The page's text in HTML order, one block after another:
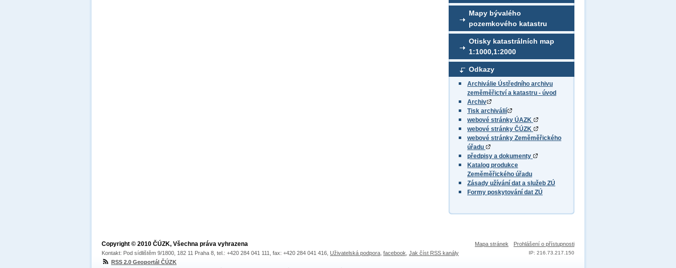
Mapy bývalého
pozemkového katastru
Otisky katastrálních map
1:1000,1:2000
Odkazy
Archiválie Ústředního archivu
zeměměřictví a katastru - úvod
Archiv
Tisk archiválií
webové stránky ÚAZK
webové stránky ČÚZK
webové stránky Zeměměřického
úřadu
předpisy a dokumenty
Katalog produkce
Zeměměřického úřadu
Zásady užívání dat a služeb ZÚ
Formy poskytování dat ZÚ
Mapa stránek Prohlášení o přístupnosti
IP: 216.73.217.150
Copyright © 2010 ČÚZK, Všechna práva vyhrazena
Kontakt: Pod sídlištěm 9/1800, 182 11 Praha 8, tel.: +420 284 041 111, fax: +420 284 041 416, Uživatelská podpora facebook Jak číst RSS kanály
RSS 2.0 Geoportál ČÚZK